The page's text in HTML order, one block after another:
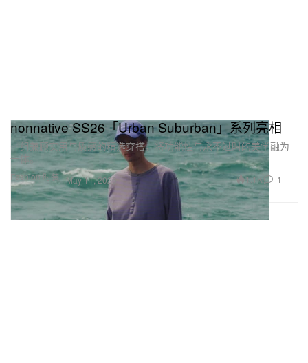
Fashion 时装
nonnative SS26「Urban Suburban」系列亮相
一组兼顾实用与质感的精选穿搭，将功能性与永不过时的美学融为
一体。
May 11, 2026 1.1K 1